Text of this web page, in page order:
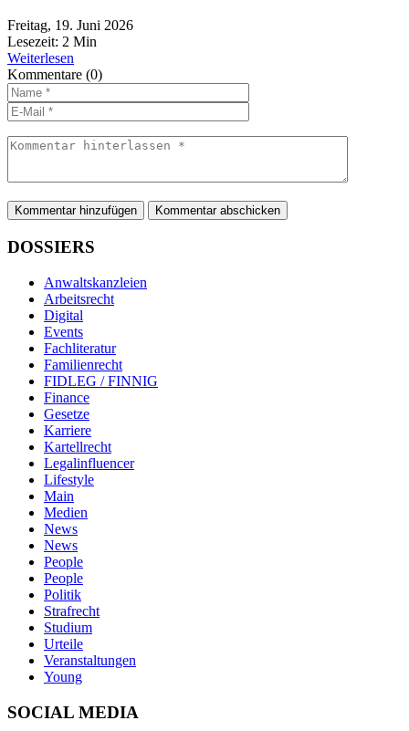
Freitag, 19. Juni 2026
Lesezeit: 2 Min
Weiterlesen
Kommentare (0)
Kommentar hinzufügen
DOSSIERS
Anwaltskanzleien
Arbeitsrecht
Digital
Events
Fachliteratur
Familienrecht
FIDLEG / FINNIG
Finance
Gesetze
Karriere
Kartellrecht
Legalinfluencer
Lifestyle
Main
Medien
News
News
People
People
Politik
Strafrecht
Studium
Urteile
Veranstaltungen
Young
SOCIAL MEDIA